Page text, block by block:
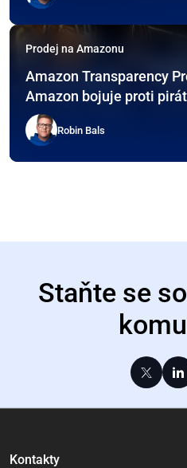
Prodej na Amazonu
Amazon Transparency
Amazon bojuje proti
Robin Bals
Staňte se
Kontakty